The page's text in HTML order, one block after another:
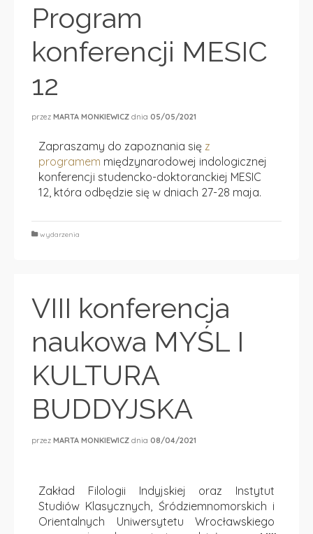
Program
konferencji MESIC
12
przez MARTA MONKIEWICZ dnia 05/05/2021
Zapraszamy do zapoznania się z
programem międzynarodowej indologicznej
konferencji studencko-doktoranckiej MESIC
12, która odbędzie się w dniach 27-28 maja.
wydarzenia
VIII konferencja
naukowa MYŚL I
KULTURA
BUDDYJSKA
przez MARTA MONKIEWICZ dnia 08/04/2021
Zakład Filologii Indyjskiej oraz Instytut
Studiów Klasycznych, Śródziemnomorskich i
Orientalnych Uniwersytetu Wrocławskiego